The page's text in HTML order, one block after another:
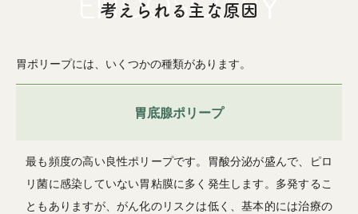
考えられる主な原因
胃ポリープには、いくつかの種類があります。
胃底腺ポリープ
最も頻度の高い良性ポリープです。胃酸分泌が盛んで、ピロ
リ菌に感染していない胃粘膜に多く発生します。多発するこ
ともありますが、がん化のリスクは低く、基本的には治療の